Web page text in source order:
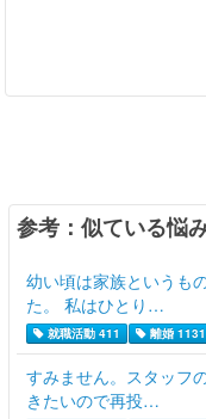
参考：似ている悩
幼い頃は家族というも
た。 私はひとり…
就職活動 411 離婚 1131
すみません。スタッフ
きたいので再投…